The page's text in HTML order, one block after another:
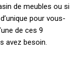
de meubles ou si
pour vous-
de ces 9
avez besoin.